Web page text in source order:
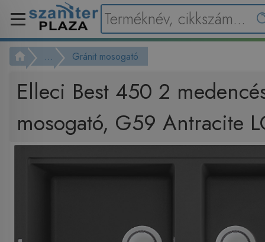
... Gránit mosogató
Elleci Best 450 2
mosogató, G59 Antracite